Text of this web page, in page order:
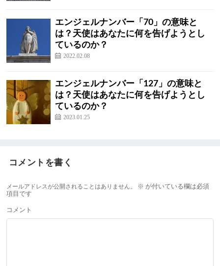
エンジェルナンバー「70」の意味と
は？天使はあなたに何を告げようとし
ているのか？
2022.02.08
エンジェルナンバー「127」の意味と
は？天使はあなたに何を告げようとし
ているのか？
2023.01.25
コメントを書く
メールアドレスが公開されることはありません。 ※ が付いている欄は必須
項目です
コメント